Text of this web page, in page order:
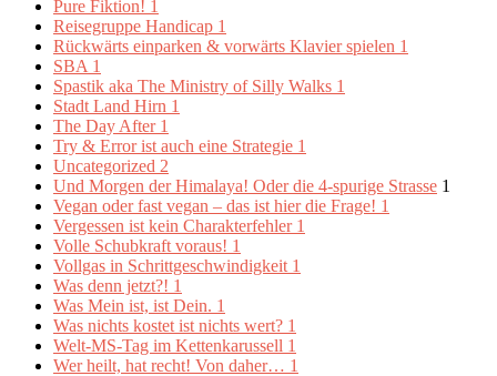
Pure Fiktion! 1
Reisegruppe Handicap 1
Rückwärts einparken & vorwärts Klavier spielen 1
SBA 1
Spastik aka The Ministry of Silly Walks 1
Stadt Land Hirn 1
The Day After 1
Try & Error ist auch eine Strategie 1
Uncategorized 2
Und Morgen der Himalaya! Oder die 4-spurige Strasse 1
Vegan oder fast vegan – das ist hier die Frage! 1
Vergessen ist kein Charakterfehler 1
Volle Schubkraft voraus! 1
Vollgas in Schrittgeschwindigkeit 1
Was denn jetzt?! 1
Was Mein ist, ist Dein. 1
Was nichts kostet ist nichts wert? 1
Welt-MS-Tag im Kettenkarussell 1
Wer heilt, hat recht! Von daher… 1